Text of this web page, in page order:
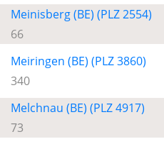
Meinisberg (BE) (PLZ 2554)
66
Meiringen (BE) (PLZ 3860)
340
Melchnau (BE) (PLZ 4917)
73